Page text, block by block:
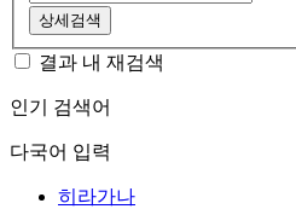
상세검색
결과 내 재검색
인기 검색어
다국어 입력
히라가나